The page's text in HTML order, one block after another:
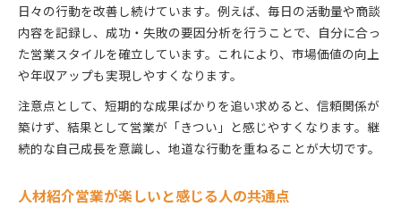
日々の行動を改善し続けています。例えば、毎日の活動量や商談
内容を記録し、成功・失敗の要因分析を行うことで、自分に合っ
た営業スタイルを確立しています。これにより、市場価値の向上
や年収アップも実現しやすくなります。
注意点として、短期的な成果ばかりを追い求めると、信頼関係が
築けず、結果として営業が「きつい」と感じやすくなります。継
続的な自己成長を意識し、地道な行動を重ねることが大切です。
人材紹介営業が楽しいと感じる人の共通点